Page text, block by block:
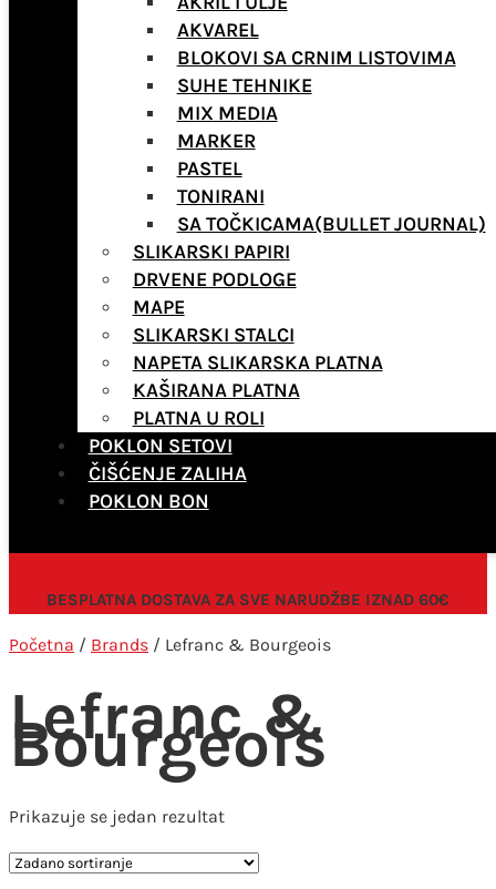
AKVAREL
BLOKOVI SA CRNIM LISTOVIMA
SUHE TEHNIKE
MIX MEDIA
MARKER
PASTEL
TONIRANI
SA TOČKICAMA(BULLET JOURNAL)
SLIKARSKI PAPIRI
DRVENE PODLOGE
MAPE
SLIKARSKI STALCI
NAPETA SLIKARSKA PLATNA
KAŠIRANA PLATNA
PLATNA U ROLI
POKLON SETOVI
ČIŠĆENJE ZALIHA
POKLON BON
BESPLATNA DOSTAVA ZA SVE NARUDŽBE IZNAD 60€
Početna / Brands / Lefranc & Bourgeois
Lefranc &
Bourgeois
Prikazuje se jedan rezultat